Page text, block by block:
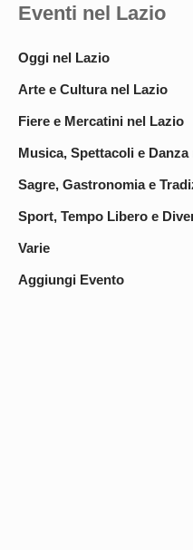
Eventi nel Lazio
Oggi nel Lazio
Arte e Cultura nel Lazio
Fiere e Mercatini nel Lazio
Musica, Spettacoli e Danza
Sagre, Gastronomia e
Sport, Tempo Libero e
Varie
Aggiungi Evento